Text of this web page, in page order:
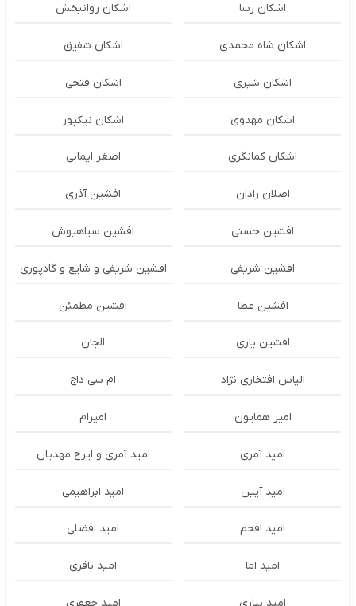
اشکان رسا اشکان روانبخش
اشکان شاه محمدی اشکان شفیق
اشکان شیری اشکان فتحی
اشکان مهدوی اشکان نیکپور
اشکان‌ کمانگری اصغر ایمانی
اصلان رادان افشین آذری
افشین حسنی افشین سیاهپوش
افشین شریفی افشین شریفی و شایع و گادپوری
افشین عطا افشین مطمئن
افشین یاری الجان
الیاس افتخاری نژاد ام سی داج
امير همايون اميرام
امید آمری امید آمری و ایرج مهدیان
امید آیین امید ابراهیمی
امید افخم امید افضلی
امید اما امید باقری